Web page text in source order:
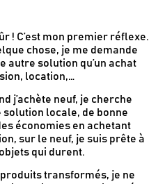
! C’est mon premier réflexe.
chose, je me demande
autre solution qu’un achat
location,…
j’achète neuf, je cherche
solution locale, de bonne
économies en achetant
sur le neuf, je suis prête à
qui durent.
transformés, je ne